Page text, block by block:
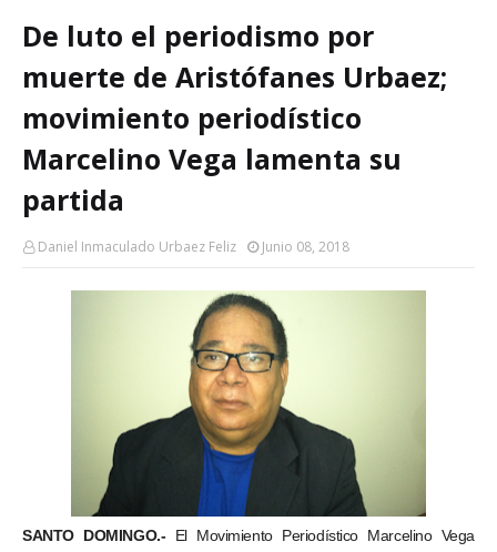
De luto el periodismo por
muerte de Aristófanes Urbaez;
movimiento periodístico
Marcelino Vega lamenta su
partida
Daniel Inmaculado Urbaez Feliz Junio 08, 2018
SANTO DOMINGO.-El Movimiento Periodístico Marcelino Vega